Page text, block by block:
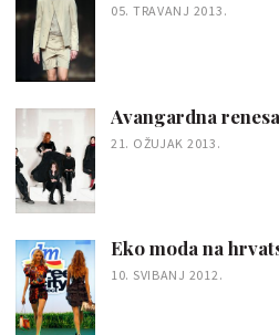
05. TRAVANJ 2013.
Avangardna
21. OŽUJAK 2013.
Eko moda na
10. SVIBANJ 2012.